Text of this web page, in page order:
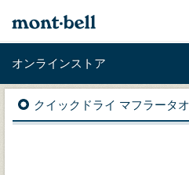
オンラインストア
クイックドライ マフラータ